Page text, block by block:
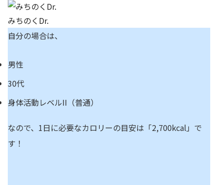
みちのくDr.
自分の場合は、
男性
30代
身体活動レベルII（普通）
なので、1日に必要なカロリーの目安は「2,700kcal」で
す！